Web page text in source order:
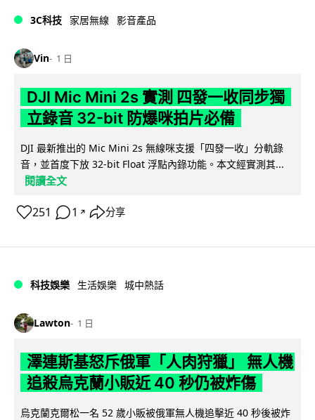
3C科技 家居無線 影音產品
Vin 1 日
DJI Mic Mini 2s 實測 四發一收同步獨
立錄音 32-bit 防爆咪拍片必備
DJI 最新推出的 Mic Mini 2s 無線咪支援「四發一收」分軌錄
音，並首度下放 32-bit Float 浮點內錄功能。本文經實測其...
閱讀全文
251 1 ↗ 分享
科技娛樂 生活娛樂 城中熱話
Lawton 1 日
澤連斯基怒斥俄軍「人肉狩獵」 無人機
追殺烏克蘭小販近 40 秒仍被炸傷
烏克蘭克爾松一名 52 歲小販被俄軍無人機追擊近 40 秒後被炸